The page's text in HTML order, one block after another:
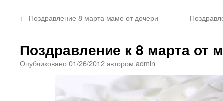
← Поздравление 8 марта маме от дочери
Поздравление к 8 марта от
Опубликовано 01/26/2012автором admin